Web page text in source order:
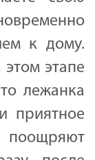
к дому.
этапе
лежанка
приятное
поощряют